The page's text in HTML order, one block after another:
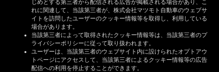
じめとする第三者から配信される広告が掲載される場合があり、こ
れに関連して、当該第三者が、株式会社マツモト自動車のウェブサ
イトを訪問したユーザーのクッキー情報等を取得し、利用している
場合があります。
当該第三者によって取得されたクッキー情報等は、当該第三者のプ
ライバシーポリシーに従って取り扱われます。
ユーザーは、当該第三者のウェブサイト内に設けられたオプトアウ
トページにアクセスして、当該第三者によるクッキー情報等の広告
配信への利用を停止することができます。